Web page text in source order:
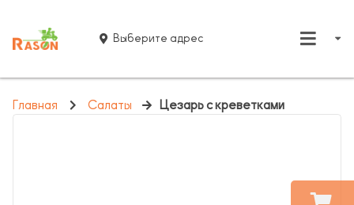
Выберите адрес
Главная Салаты Цезарь с креветками